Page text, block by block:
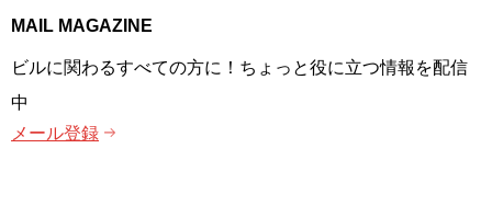
MAIL MAGAZINE
ビルに関わるすべての方に！ちょっと役に立つ情報を配信
中
メール登録